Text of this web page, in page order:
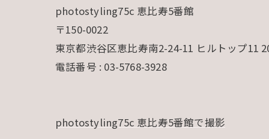
photostyling75c 恵比寿5番館
〒150-0022
東京都渋谷区恵比寿南2-24-11 ヒルトップ11
電話番号 : 03-5768-3928
photostyling75c 恵比寿5番館で撮影